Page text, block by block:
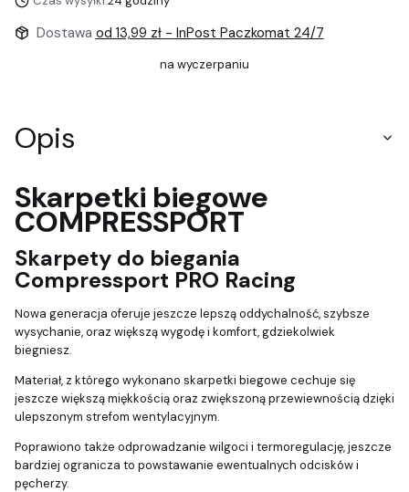
Dostawa od 13,99 zł - InPost Paczkomat 24/7
na wyczerpaniu
Opis
Skarpetki biegowe
COMPRESSPORT
Skarpety do biegania
Compressport PRO Racing
Nowa generacja oferuje jeszcze lepszą oddychalność, szybsze
wysychanie, oraz większą wygodę i komfort, gdziekolwiek
biegniesz.
Materiał, z którego wykonano skarpetki biegowe cechuje się
jeszcze większą miękkością oraz zwiększoną przewiewnością dzięki
ulepszonym strefom wentylacyjnym.
Poprawiono także odprowadzanie wilgoci i termoregulację, jeszcze
bardziej ogranicza to powstawanie ewentualnych odcisków i
pęcherzy.